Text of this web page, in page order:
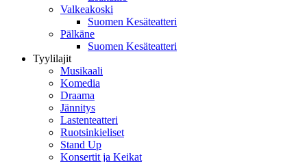
Valkeakoski
Suomen Kesäteatteri
Pälkäne
Suomen Kesäteatteri
Tyylilajit
Musikaali
Komedia
Draama
Jännitys
Lastenteatteri
Ruotsinkieliset
Stand Up
Konsertit ja Keikat